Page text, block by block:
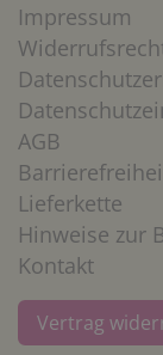
Impressum
AGB
Lieferkette
Hinweise zur
Kontakt
Vertrag